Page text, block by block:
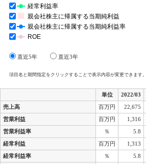
経常利益率
親会社株主に帰属する当期純利益
親会社株主に帰属する当期純利益率
ROE
直近5年 直近3年
項目名と期間指定をクリックすることで表示内容が変更できます。
単位 2022/03
売上高
百万円 22,675
営業利益
百万円 1,316
営業利益率
％ 5.8
経常利益
百万円 1,313
経常利益率
％ 5.8